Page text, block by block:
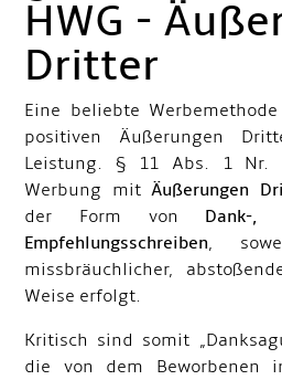
HWG -
Dritter
Eine beliebte
positiven Äußerungen
Leistung. § 11 Abs. 1 Nr.
Werbung mitÄußerungen
der Form von Dank-,
Empfehlungsschreiben,
missbräuchlicher,
Weise erfolgt.
Kritisch sind somit
die von dem Beworbenen